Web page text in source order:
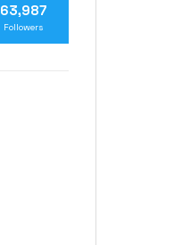
63,987
Followers